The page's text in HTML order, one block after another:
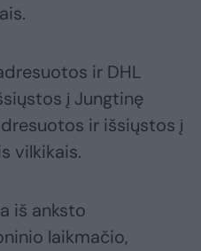
ir DHL
į Jungtinę
ir išsiųstos į
vilkikais.
iš anksto
laikmačio,